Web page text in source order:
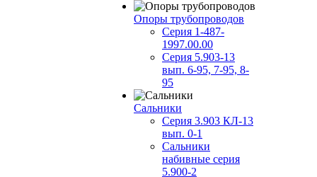
Опоры трубопроводов
Серия 1-487-
1997.00.00
Серия 5.903-13
вып. 6-95, 7-95, 8-
95
Сальники
Серия 3.903 КЛ-13
вып. 0-1
Сальники
набивные серия
5.900-2